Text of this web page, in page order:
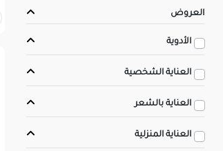
العروض
الأدوية
العناية الشخصية
العناية بالشعر
العناية المنزلية